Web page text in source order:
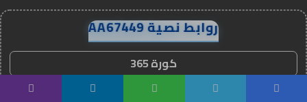
روابط نصية AA67449
كورة 365
كورة سيتي